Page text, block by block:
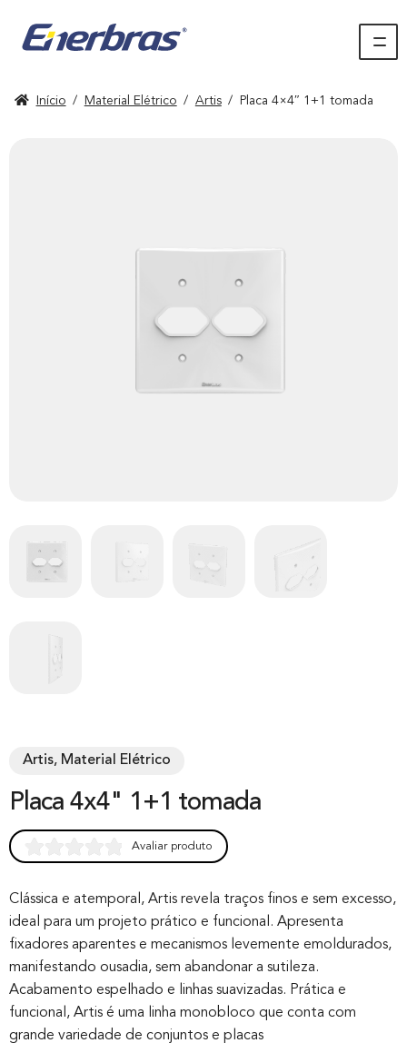
Início / Material Elétrico / Artis / Placa 4×4″ 1+1 tomada
Artis, Material Elétrico
Placa 4x4" 1+1 tomada
out of 0
based on
customer
rating
Avaliar produto
Clássica e atemporal, Artis revela traços finos e sem excesso,
ideal para um projeto prático e funcional. Apresenta
fixadores aparentes e mecanismos levemente emoldurados,
manifestando ousadia, sem abandonar a sutileza.
Acabamento espelhado e linhas suavizadas. Prática e
funcional, Artis é uma linha monobloco que conta com
grande variedade de conjuntos e placas